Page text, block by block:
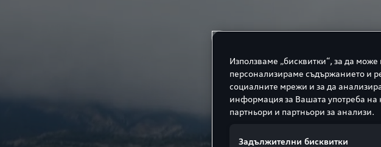
Използваме „бисквитки“, за да
персонализираме съдържанието и
социалните мрежи и за да
информация за Вашата употреба
партньори и партньори за анализи.
Задължителни бисквитки